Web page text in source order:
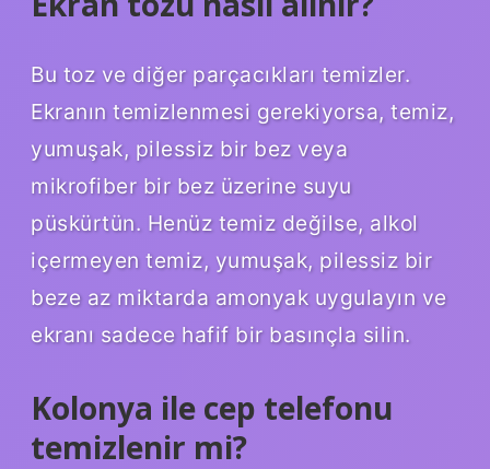
Bu toz ve diğer parçacıkları temizler.
Ekranın temizlenmesi gerekiyorsa, temiz,
yumuşak, pilessiz bir bez veya
mikrofiber bir bez üzerine suyu
püskürtün. Henüz temiz değilse, alkol
içermeyen temiz, yumuşak, pilessiz bir
beze az miktarda amonyak uygulayın ve
ekranı sadece hafif bir basınçla silin.
Kolonya ile cep telefonu
temizlenir mi?